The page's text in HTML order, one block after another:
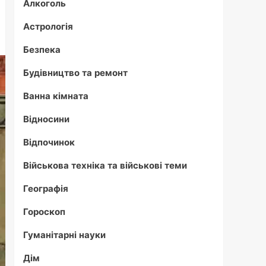
Алкоголь
Астрологія
Безпека
Будівництво та ремонт
Ванна кімната
Відносини
Відпочинок
Військова техніка та військові теми
Географія
Гороскоп
Гуманітарні науки
Дім